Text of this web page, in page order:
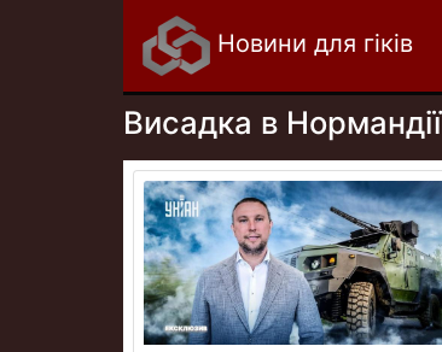
Новини для гіків
Висадка в Нормандії